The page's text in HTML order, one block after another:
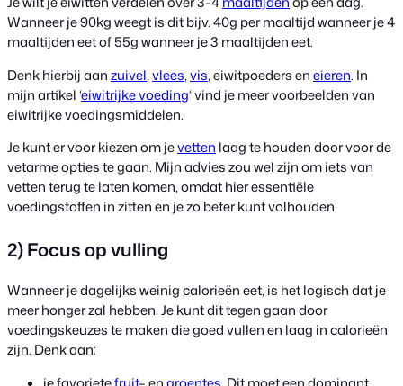
Wanneer je 90kg weegt is dit bijv. 40g per maaltijd wanneer je 4
maaltijden eet of 55g wanneer je 3 maaltijden eet.
Denk hierbij aanzuivel,vlees,vis, eiwitpoeders eneieren. In
mijn artikel ‘eiwitrijke voeding‘ vind je meer voorbeelden van
eiwitrijke voedingsmiddelen.
Je kunt er voor kiezen om jevetten laag te houden door voor de
vetarme opties te gaan. Mijn advies zou wel zijn om iets van
vetten terug te laten komen, omdat hier essentiële
voedingstoffen in zitten en je zo beter kunt volhouden.
2) Focus op vulling
Wanneer je dagelijks weinig calorieën eet, is het logisch dat je
meer honger zal hebben. Je kunt dit tegen gaan door
voedingskeuzes te maken die goed vullen en laag in calorieën
zijn. Denk aan: